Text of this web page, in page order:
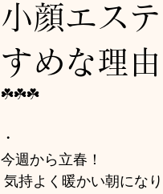
小顔エス
すめな理由
☘️☘️☘️
・
今週から立春！
気持よく暖かい朝にな